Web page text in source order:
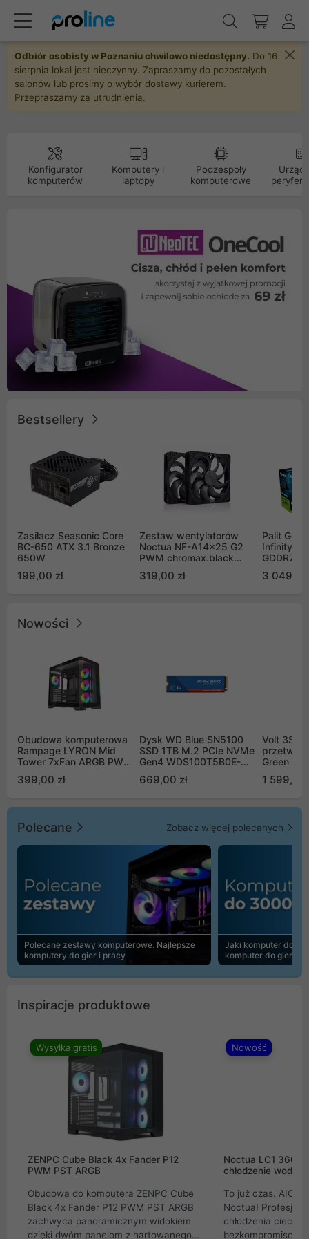
Odbiór osobisty w Poznaniu chwilowo niedostępny. Do 16
sierpnia lokal jest nieczynny. Zapraszamy do pozostałych
salonów lub prosimy o wybór dostawy kurierem.
Przepraszamy za utrudnienia.
Konfigurator
komputerów
Komputery i
laptopy
Podzespoły
komputerowe
Bestsellery
Zasilacz Seasonic Core
BC-650 ATX 3.1 Bronze
650W
199,00 zł
Zestaw wentylatorów
Noctua NF-A14x25 G2
PWM chromax.black
Push Pull (2szt)
319,00 zł
Palit
Infinity 3
GDDR7
GB2050S)
3 049,00
Nowości
Obudowa komputerowa
Rampage LYRON Mid
Tower 7xFan ARGB PWM
399,00 zł
Dysk WD Blue SN5100
SSD 1TB M.2 PCIe NVMe
Gen4 WDS100T5B0E-
669,00 zł
Volt
Green
1 599,00
Polecane Zobacz więcej polecanych
Polecane zestawy komputerowe. Najlepsze
komputery do gier i pracy
Jaki komputer do
komputer do gier |
Inspiracje produktowe
Wysyłka gratis
ZENPC Cube Black 4x Fander P12
PWM PST ARGB
Obudowa do komputera ZENPC Cube
Black 4x Fander P12 PWM PST ARGB
zachwyca panoramicznym widokiem
dzięki dwóm panelom z hartowanego
Nowość
Noctua LC1
chłodzenie wodne
To już czas. AIO
Noctua!
chłodzenia cieczą